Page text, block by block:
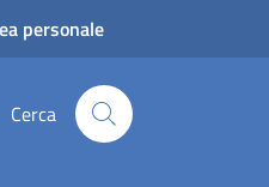
personale
Cerca